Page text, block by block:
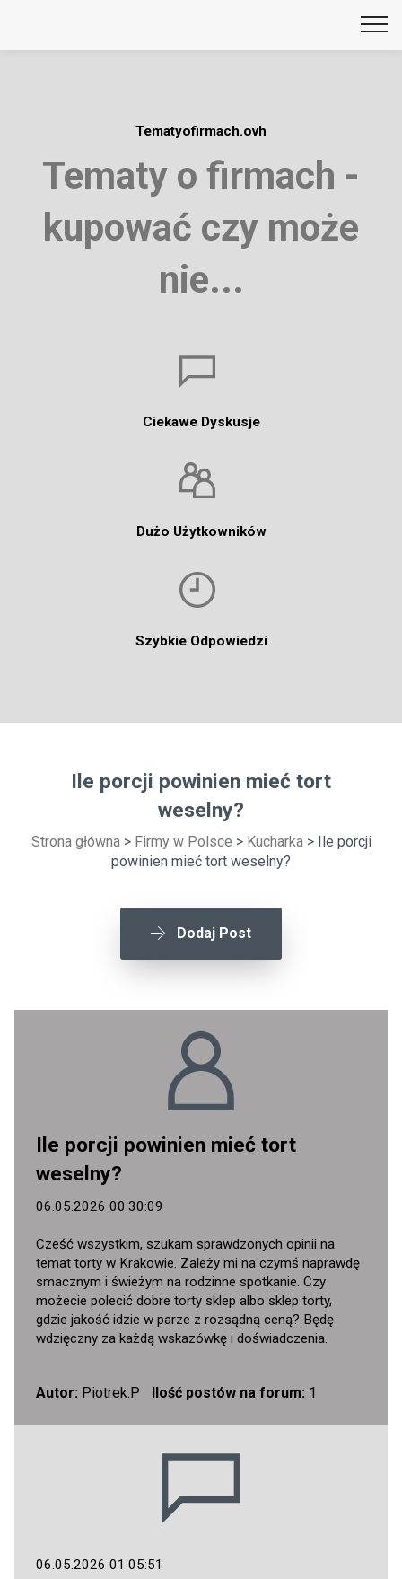
Tematyofirmach.ovh
Tematy o firmach -
kupować czy może
nie...
Ciekawe Dyskusje
Dużo Użytkowników
Szybkie Odpowiedzi
Ile porcji powinien mieć tort
weselny?
Strona główna> Firmy w Polsce > Kucharka> Ile porcji
powinien mieć tort weselny?
Dodaj Post
Ile porcji powinien mieć tort
weselny?
06.05.2026 00:30:09
Cześć wszystkim, szukam sprawdzonych opinii na
temat torty w Krakowie. Zależy mi na czymś naprawdę
smacznym i świeżym na rodzinne spotkanie. Czy
możecie polecić dobre torty sklep albo sklep torty,
gdzie jakość idzie w parze z rozsądną ceną? Będę
wdzięczny za każdą wskazówkę i doświadczenia.
Autor: Piotrek.P Ilość postów na forum: 1
06.05.2026 01:05:51